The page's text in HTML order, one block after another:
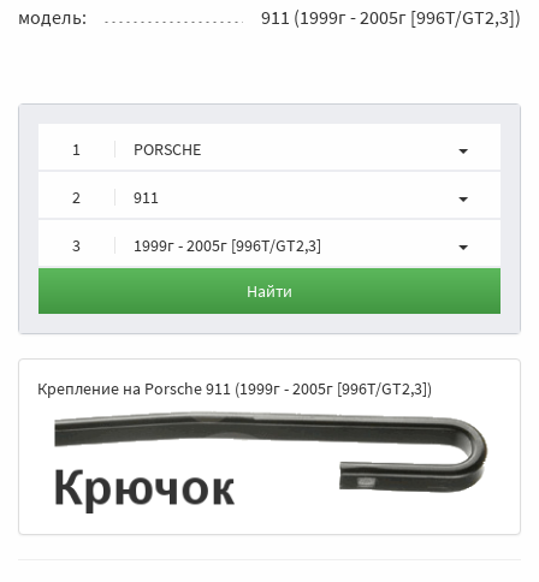
модель: 911 (1999г - 2005г [996T/GT2,3])
1 PORSCHE
2 911
3 1999г - 2005г [996T/GT2,3]
Найти
Крепление на Porsche 911 (1999г - 2005г [996T/GT2,3])